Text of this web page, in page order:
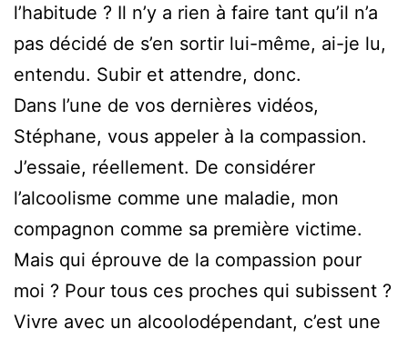
l’habitude ? Il n’y a rien à faire tant qu’il n’a
pas décidé de s’en sortir lui-même, ai-je lu,
entendu. Subir et attendre, donc.
Dans l’une de vos dernières vidéos,
Stéphane, vous appeler à la compassion.
J’essaie, réellement. De considérer
l’alcoolisme comme une maladie, mon
compagnon comme sa première victime.
Mais qui éprouve de la compassion pour
moi ? Pour tous ces proches qui subissent ?
Vivre avec un alcoolodépendant, c’est une